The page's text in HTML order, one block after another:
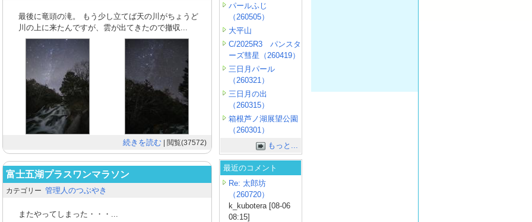
最後に竜頭の滝。 もう少し立てば天の川がちょうど
川の上に来たんですが、雲が出てきたので撤収...
続きを読む | 閲覧(37572)
富士五湖プラスワンマラソン
カテゴリー 管理人のつぶやき
またやってしまった・・・...
パールふじ
（260505）
大平山
C/2025R3 パンスタ
ーズ彗星（260419）
三日月パール
（260321）
三日月の出
（260315）
箱根芦ノ湖展望公園
（260301）
もっと...
最近のコメント
Re: 太郎坊
（260720）
k_kubotera [08-06
08:15]